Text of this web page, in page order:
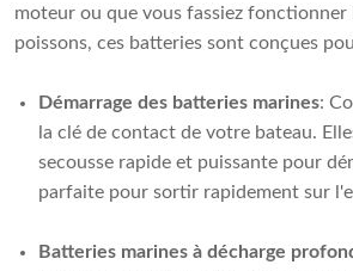
moteur ou que vous fassiez fonctionner
poissons, ces batteries sont conçues
Démarrage des batteries marines:
la clé de contact de votre bateau.
secousse rapide et puissante pour
parfaite pour sortir rapidement sur
Batteries marines à décharge